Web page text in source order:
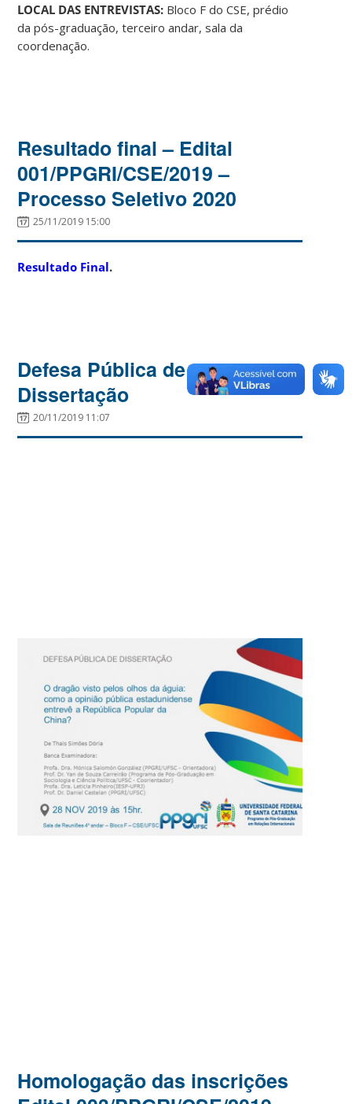
LOCAL DAS ENTREVISTAS: Bloco F do CSE, prédio
da pós-graduação, terceiro andar, sala da
coordenação.
Resultado final – Edital
001/PPGRI/CSE/2019 –
Processo Seletivo 2020
25/11/2019 15:00
Resultado Final.
Defesa Pública de
Dissertação
20/11/2019 11:07
Homologação das inscrições